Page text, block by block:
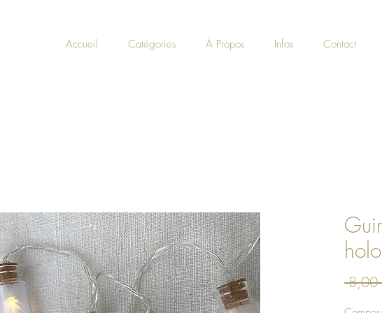
Accueil Catégories À Propos Infos Contact
8,00